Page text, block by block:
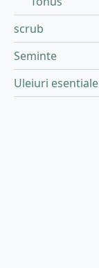
scrub
Seminte
Uleiuri esentiale